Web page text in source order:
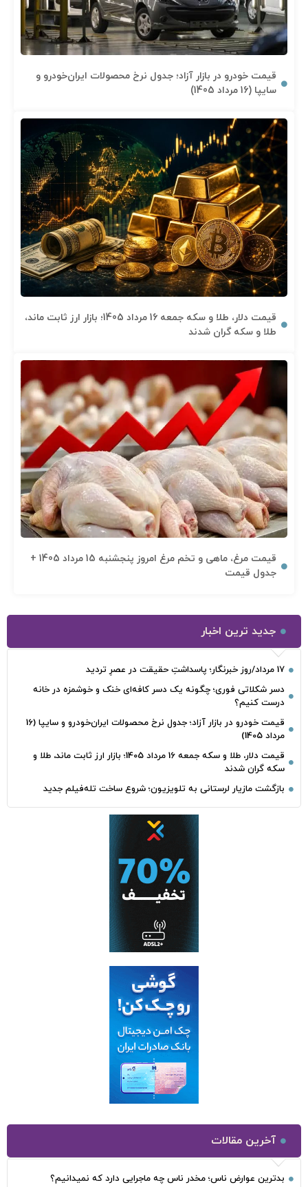
قیمت خودرو در بازار آزاد؛ جدول نرخ محصولات ایران‌خودرو و
سایپا (16 مرداد 1405)
قیمت دلار، طلا و سکه جمعه 16 مرداد 1405؛ بازار ارز ثابت ماند،
طلا و سکه گران شدند
قیمت مرغ، ماهی و تخم مرغ امروز پنجشنبه 15 مرداد 1405 +
جدول قیمت
جدید ترین اخبار
17 مرداد/روز خبرنگار؛ پاسداشتِ حقیقت در عصرِ تردید
دسر شکلاتی فوری؛ چگونه یک دسر کافه‌ای خنک و خوشمزه در خانه
درست کنیم؟
قیمت خودرو در بازار آزاد؛ جدول نرخ محصولات ایران‌خودرو و سایپا (16
مرداد 1405)
قیمت دلار، طلا و سکه جمعه 16 مرداد 1405؛ بازار ارز ثابت ماند، طلا و
سکه گران شدند
بازگشت مازیار لرستانی به تلویزیون؛ شروع ساخت تله‌فیلم جدید
آخرین مقالات
بدترین عوارض ناس؛ مخدر ناس چه ماجرایی دارد که نمیدانیم؟